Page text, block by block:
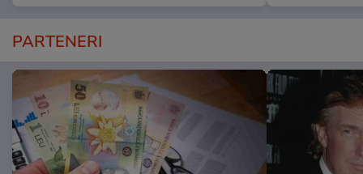
PARTENERI